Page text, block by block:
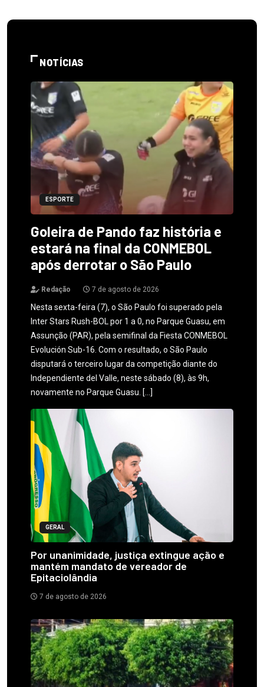
NOTÍCIAS
ESPORTE
Goleira de Pando faz história e
estará na final da CONMEBOL
após derrotar o São Paulo
Redação 7 de agosto de 2026
Nesta sexta-feira (7), o São Paulo foi superado pela
Inter Stars Rush-BOL por 1 a 0, no Parque Guasu, em
Assunção (PAR), pela semifinal da Fiesta CONMEBOL
Evolución Sub-16. Com o resultado, o São Paulo
disputará o terceiro lugar da competição diante do
Independiente del Valle, neste sábado (8), às 9h,
novamente no Parque Guasu. […]
GERAL
Por unanimidade, justiça extingue ação e
mantém mandato de vereador de
Epitaciolândia
7 de agosto de 2026